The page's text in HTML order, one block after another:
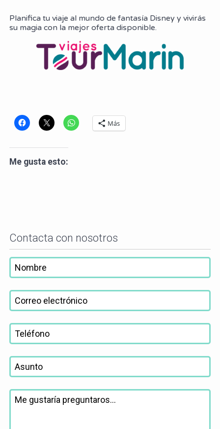
Planifica tu viaje al mundo de fantasía Disney y vivirás
su magia con la mejor oferta disponible.
Más
Me gusta esto:
Contacta con nosotros